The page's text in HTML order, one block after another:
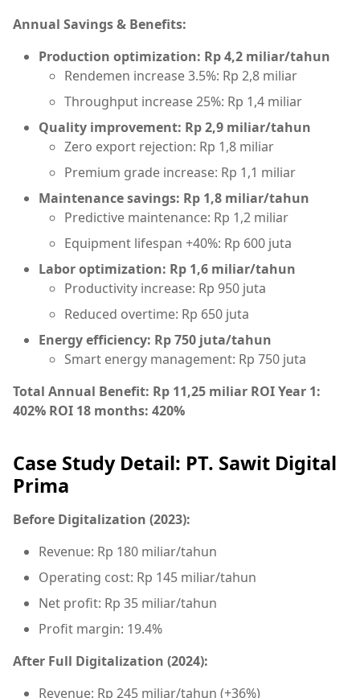
Annual Savings & Benefits:
Production optimization: Rp 4,2 miliar/tahun
Rendemen increase 3.5%: Rp 2,8 miliar
Throughput increase 25%: Rp 1,4 miliar
Quality improvement: Rp 2,9 miliar/tahun
Zero export rejection: Rp 1,8 miliar
Premium grade increase: Rp 1,1 miliar
Maintenance savings: Rp 1,8 miliar/tahun
Predictive maintenance: Rp 1,2 miliar
Equipment lifespan +40%: Rp 600 juta
Labor optimization: Rp 1,6 miliar/tahun
Productivity increase: Rp 950 juta
Reduced overtime: Rp 650 juta
Energy efficiency: Rp 750 juta/tahun
Smart energy management: Rp 750 juta
Total Annual Benefit: Rp 11,25 miliar ROI Year 1:
402% ROI 18 months: 420%
Case Study Detail: PT. Sawit Digital
Prima
Before Digitalization (2023):
Revenue: Rp 180 miliar/tahun
Operating cost: Rp 145 miliar/tahun
Net profit: Rp 35 miliar/tahun
Profit margin: 19.4%
After Full Digitalization (2024):
Revenue: Rp 245 miliar/tahun (+36%)